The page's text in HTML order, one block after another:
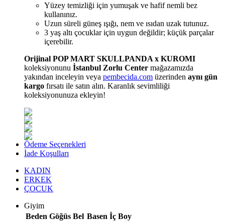
Yüzey temizliği için yumuşak ve hafif nemli bez
kullanınız.
Uzun süreli güneş ışığı, nem ve ısıdan uzak tutunuz.
3 yaş altı çocuklar için uygun değildir; küçük parçalar
içerebilir.
Orijinal POP MART SKULLPANDA x KUROMI
koleksiyonunu İstanbul Zorlu Center mağazamızda
yakından inceleyin veya pembecida.com üzerinden aynı gün
kargo fırsatı ile satın alın. Karanlık sevimliliği
koleksiyonunuza ekleyin!
Ödeme Seçenekleri
İade Koşulları
KADIN
ERKEK
ÇOCUK
Giyim
Beden Göğüs Bel Basen İç Boy